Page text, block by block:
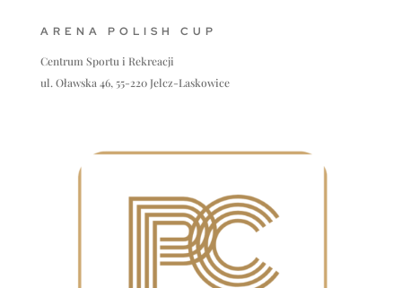
ARENA POLISH CUP
Centrum Sportu i Rekreacji
ul. Oławska 46, 55-220 Jelcz-Laskowice